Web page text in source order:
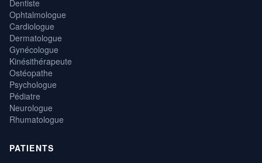
Dentiste
Ophtalmologue
Cardiologue
Dermatologue
Gynécologue
Kinésithérapeute
Ostéopathe
Psychologue
Pédiatre
Neurologue
Rhumatologue
PATIENTS